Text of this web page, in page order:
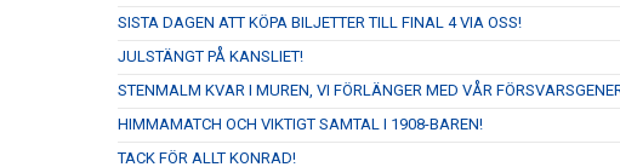
SISTA DAGEN ATT KÖPA BILJETTER TILL FINAL 4 VIA OSS!
JULSTÄNGT PÅ KANSLIET!
STENMALM KVAR I MUREN, VI FÖRLÄNGER MED VÅR
HIMMAMATCH OCH VIKTIGT SAMTAL I 1908-BAREN!
TACK FÖR ALLT KONRAD!